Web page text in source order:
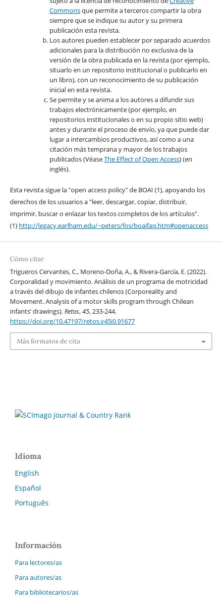
Commonsque permite a terceros compartir la obra
siempre que se indique su autor y su primera
publicación esta revista.
Los autores pueden establecer por separado acuerdos
adicionales para la distribución no exclusiva de la
versión de la obra publicada en la revista (por ejemplo,
situarlo en un repositorio institucional o publicarlo en
un libro), con un reconocimiento de su publicación
inicial en esta revista.
Se permite y se anima a los autores a difundir sus
trabajos electrónicamente (por ejemplo, en
repositorios institucionales o en su propio sitio web)
antes y durante el proceso de envío, ya que puede dar
lugar a intercambios productivos, así como a una
citación más temprana y mayor de los trabajos
publicados (VéaseThe Effect of Open Access) (en
inglés).
Esta revista sigue la "open access policy" de BOAI (1), apoyando los
derechos de los usuarios a "leer, descargar, copiar, distribuir,
imprimir, buscar o enlazar los textos completos de los artículos".
(1) http://legacy.earlham.edu/~peters/fos/boaifaq.htm#openaccess
Cómo citar
Trigueros Cervantes, C., Moreno-Doña, A., & Rivera-García, E. (2022).
Corporalidad y movimiento. Análisis de un programa de motricidad
a través del dibujo de infantes chilenos (Corporeality and
Movement. Analysis of a motor skills program through Chilean
infants’ drawings).Retos,45, 233-244.
https://doi.org/10.47197/retos.v45i0.91677
Más formatos de cita
Idioma
English
Español
Português
Información
Para lectores/as
Para autores/as
Para bibliotecarios/as